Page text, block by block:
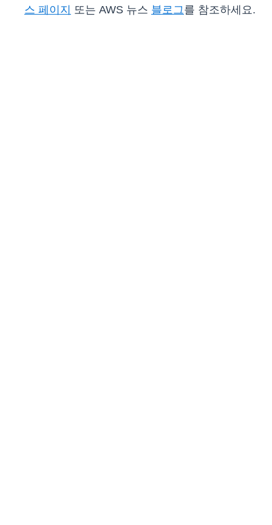
스 페이지 또는 AWS 뉴스 블로그를 참조하세요.